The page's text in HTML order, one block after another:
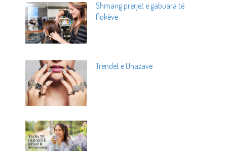
Shmang prerjet e gabuara të
flokëve
Trendet e Unazave